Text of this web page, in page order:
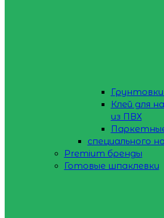
Клей для
из ПВХ
специального
Premium бренды
Готовые шпаклевки